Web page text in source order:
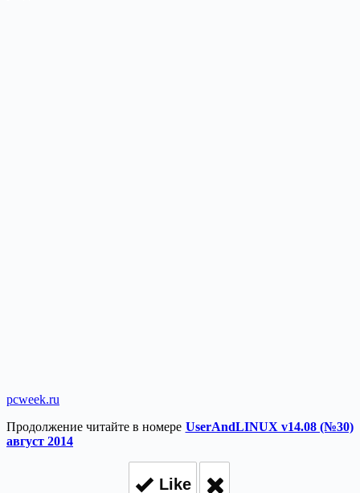
pcweek.ru
Продолжение читайте в номере UserAndLINUX v14.08 (№30)
август 2014
Like